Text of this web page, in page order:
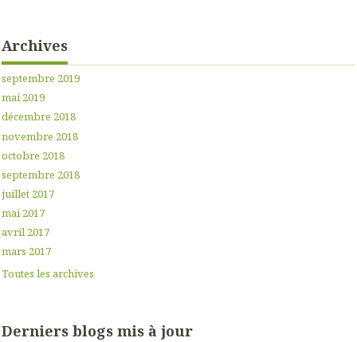
Archives
septembre 2019
mai 2019
décembre 2018
novembre 2018
octobre 2018
septembre 2018
juillet 2017
mai 2017
avril 2017
mars 2017
Toutes les archives
Derniers blogs mis à jour